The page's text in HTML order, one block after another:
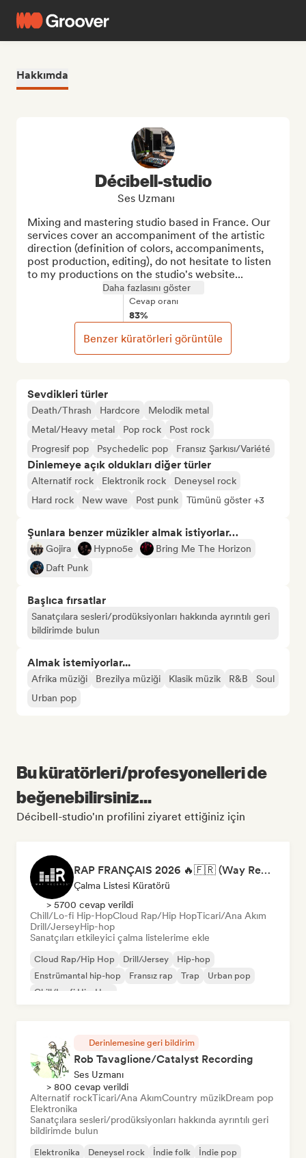
Hakkımda
Sevdikleri türler
Death/Thrash Hardcore
Melodik metal
Metal/Heavy metal
Pop rock
Post rock
Progresif pop
Psychedelic pop Fransız Şarkısı/Variété
Dinlemeye açık oldukları diğer türler
Alternatif rock Elektronik rock
Deneysel rock
Hard rock
New wave Post punk Tümünü göster +3
Şunlara benzer müzikler almak istiyorlar…
Gojira Hypno5e
Bring Me The Horizon
Daft Punk
Başlıca fırsatlar
Sanatçılara sesleri/prodüksiyonları hakkında ayrıntılı geri
bildirimde bulun
Almak istemiyorlar...
Afrika müziği Brezilya müziği Klasik müzik R&B
Soul
Urban pop
Décibell-studio
Ses Uzmanı
Mixing and mastering studio based in France. Our
services cover an accompaniment of the artistic
direction (definition of colors, accompaniments,
post production, editing), do not hesitate to listen
to my productions on the studio's website...
Daha fazlasını göster
Cevap oranı
83%
Benzer küratörleri görüntüle
Bu küratörleri/profesyonelleri de
beğenebilirsiniz...
Décibell-studio'ın profilini ziyaret ettiğiniz için
RAP FRANÇAIS 2026 🔥🇫🇷 (Way Records)
Çalma Listesi Küratörü
> 5700 cevap verildi
Chill/Lo-fi Hip-HopCloud Rap/Hip HopTicari/Ana Akım
Drill/JerseyHip-hop
Sanatçıları etkileyici çalma listelerime ekle
Cloud Rap/Hip Hop Drill/Jersey
Hip-hop
Enstrümantal hip-hop
Fransız rap Trap
Urban pop
Chill/Lo-fi Hip-Hop
Derinlemesine geri bildirim
Rob Tavaglione/Catalyst Recording
Ses Uzmanı
> 800 cevap verildi
Alternatif rockTicari/Ana AkımCountry müzikDream pop
Elektronika
Sanatçılara sesleri/prodüksiyonları hakkında ayrıntılı geri
bildirimde bulun
Elektronika Deneysel rock İndie folk
İndie pop